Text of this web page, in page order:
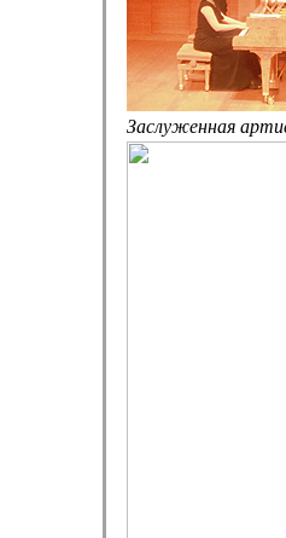
Заслуженная